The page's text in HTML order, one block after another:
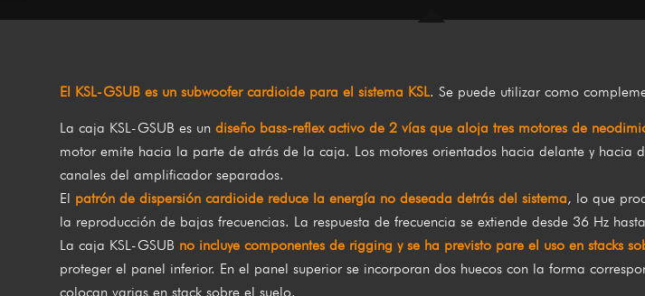
El KSL-GSUB es un subwoofer cardioide para el sistema KSL . Se puede utilizar como
La caja KSL-GSUB es un diseño bass-reflex activo de 2 vías que aloja tres motores de
motor emite hacia la parte de atrás de la caja. Los motores orientados hacia delante y hacia
canales del amplificador separados.
El patrón de dispersión cardioide reduce la energía no deseada detrás del sistema , lo que
la reproducción de bajas frecuencias. La respuesta de frecuencia se extiende desde 36 Hz
La caja KSL-GSUB no incluye componentes de rigging y se ha previsto pare el uso en stacks
proteger el panel inferior. En el panel superior se incorporan dos huecos con la forma
colocan varias en stack sobre el suelo.